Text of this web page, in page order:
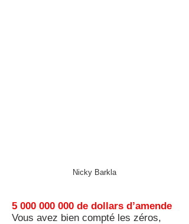
Nicky Barkla
5 000 000 000 de dollars d’amende
Vous avez bien compté les zéros,